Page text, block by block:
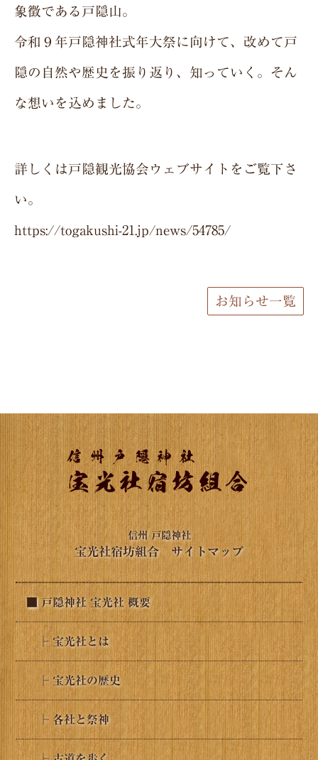
象徴である戸隠山。
令和９年戸隠神社式年大祭に向けて、改めて戸
隠の自然や歴史を振り返り、知っていく。そん
な想いを込めました。
詳しくは戸隠観光協会ウェブサイトをご覧下さ
い。
https://togakushi-21.jp/news/54785/
お知らせ一覧
信州 戸隠神社
宝光社宿坊組合 サイトマップ
■ 戸隠神社 宝光社 概要
├ 宝光社とは
├ 宝光社の歴史
├ 各社と祭神